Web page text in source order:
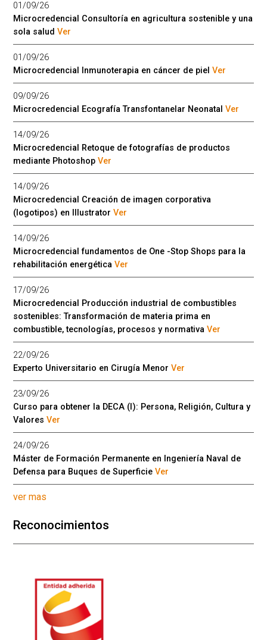
01/09/26
Microcredencial Consultoría en agricultura sostenible y una
sola saludVer
01/09/26
Microcredencial Inmunoterapia en cáncer de pielVer
09/09/26
Microcredencial Ecografía Transfontanelar NeonatalVer
14/09/26
Microcredencial Retoque de fotografías de productos
mediante PhotoshopVer
14/09/26
Microcredencial Creación de imagen corporativa
(logotipos) en IllustratorVer
14/09/26
Microcredencial fundamentos de One -Stop Shops para la
rehabilitación energéticaVer
17/09/26
Microcredencial Producción industrial de combustibles
sostenibles: Transformación de materia prima en
combustible, tecnologías, procesos y normativaVer
22/09/26
Experto Universitario en Cirugía MenorVer
23/09/26
Curso para obtener la DECA (I): Persona, Religión, Cultura y
ValoresVer
24/09/26
Máster de Formación Permanente en Ingeniería Naval de
Defensa para Buques de SuperficieVer
ver mas
Reconocimientos